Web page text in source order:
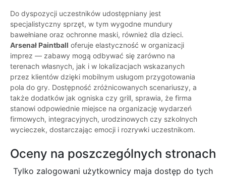
Do dyspozycji uczestników udostępniany jest
specjalistyczny sprzęt, w tym wygodne mundury
bawełniane oraz ochronne maski, również dla dzieci.
Arsenał Paintball oferuje elastyczność w organizacji
imprez — zabawy mogą odbywać się zarówno na
terenach własnych, jak i w lokalizacjach wskazanych
przez klientów dzięki mobilnym usługom przygotowania
pola do gry. Dostępność zróżnicowanych scenariuszy, a
także dodatków jak ogniska czy grill, sprawia, że firma
stanowi odpowiednie miejsce na organizację wydarzeń
firmowych, integracyjnych, urodzinowych czy szkolnych
wycieczek, dostarczając emocji i rozrywki uczestnikom.
Oceny na poszczególnych stronach
Tylko zalogowani użytkownicy maja dostęp do tych